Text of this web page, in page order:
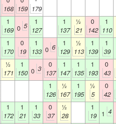
168 159 179
1
169 0 5
1
127
1
137
½
21
0
142
1
110
1
170
0
19
1
133 0 6
1
129
½
113
1
139
1
39
½
171
1
150 0 3
0
137
1
147
1
135
1
193
0
43
1
126
½
167
1
195
½
5
0
42
1
172
1
21
1
33
0
37
½
28
1
19
1 4